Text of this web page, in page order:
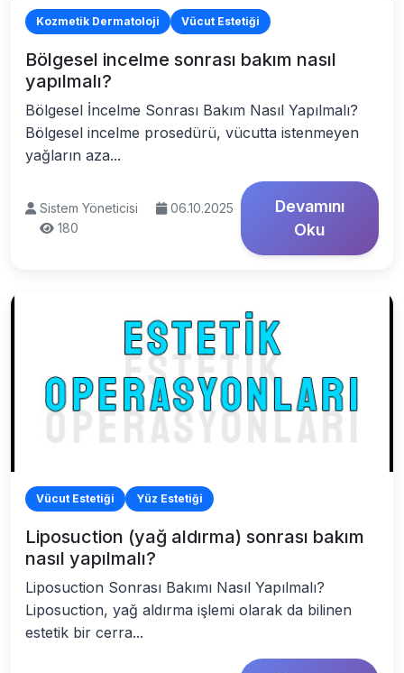
Kozmetik Dermatoloji Vücut Estetiği
Bölgesel incelme sonrası bakım nasıl
yapılmalı?
Bölgesel İncelme Sonrası Bakım Nasıl Yapılmalı?
Bölgesel incelme prosedürü, vücutta istenmeyen
yağların aza...
Sistem Yöneticisi
06.10.2025
180
Devamını
Oku
Vücut Estetiği Yüz Estetiği
Liposuction (yağ aldırma) sonrası bakım
nasıl yapılmalı?
Liposuction Sonrası Bakımı Nasıl Yapılmalı?
Liposuction, yağ aldırma işlemi olarak da bilinen
estetik bir cerra...